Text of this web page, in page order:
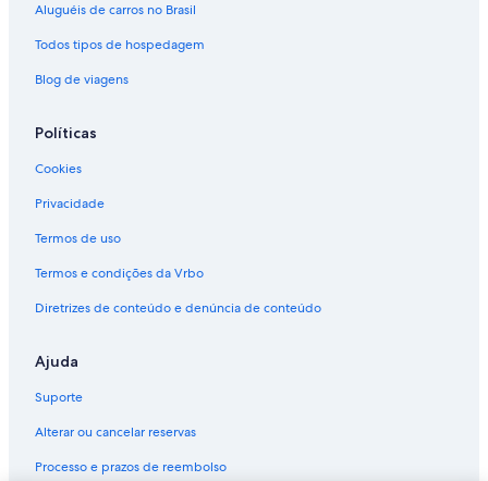
Aluguéis de carros no Brasil
Todos tipos de hospedagem
Blog de viagens
Políticas
Cookies
Privacidade
Termos de uso
Termos e condições da Vrbo
Diretrizes de conteúdo e denúncia de conteúdo
Ajuda
Suporte
Alterar ou cancelar reservas
Processo e prazos de reembolso